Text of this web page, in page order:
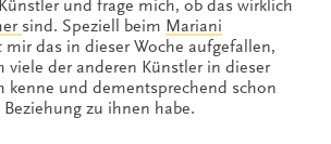
und frage mich, ob das wirklich
sind. Speziell beim Mariani
mir das in dieser Woche aufgefallen,
viele der anderen Künstler in dieser
kenne und dementsprechend schon
zu ihnen habe.